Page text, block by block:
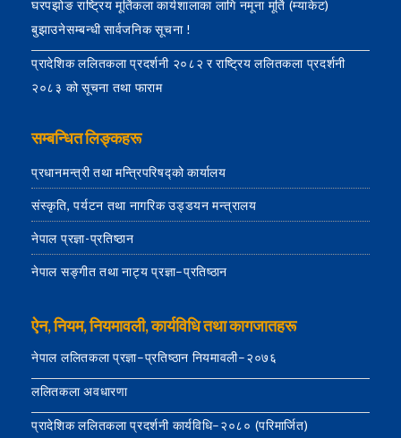
घरपझोङ राष्ट्रिय मूर्तिकला कार्यशालाका लागि नमूना मूर्ति (म्याकेट)
बुझाउनेसम्बन्धी सार्वजनिक सूचना !
प्रादेशिक ललितकला प्रदर्शनी २०८२ र राष्ट्रिय ललितकला प्रदर्शनी
२०८३ को सूचना तथा फाराम
सम्बन्धित लिङ्कहरू
प्रधानमन्त्री तथा मन्त्रिपरिषद्को कार्यालय
संस्कृति, पर्यटन तथा नागरिक उड्डयन मन्त्रालय
नेपाल प्रज्ञा-प्रतिष्ठान
नेपाल सङ्गीत तथा नाट्य प्रज्ञा–प्रतिष्ठान
ऐन, नियम, नियमावली, कार्यविधि तथा कागजातहरू
नेपाल ललितकला प्रज्ञा–प्रतिष्ठान नियमावली–२०७६
ललितकला अवधारणा
प्रादेशिक ललितकला प्रदर्शनी कार्यविधि–२०८० (परिमार्जित)